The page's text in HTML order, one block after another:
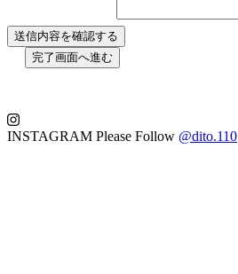
INSTAGRAM Please Follow @dito.110